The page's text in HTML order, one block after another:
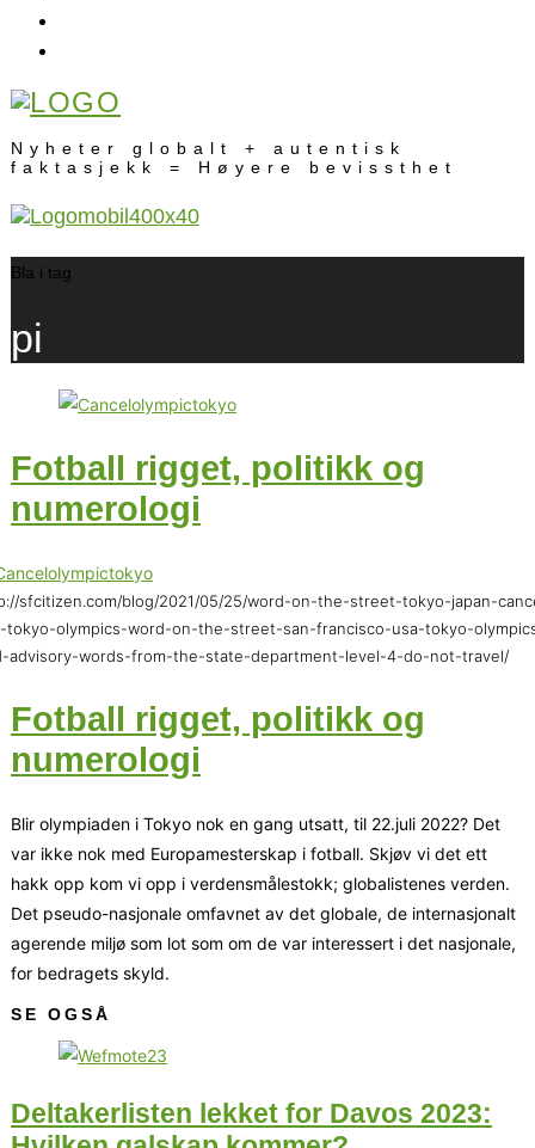
Nyheter globalt + autentisk
faktasjekk = Høyere bevissthet
Bla i tag
pi
Fotball rigget, politikk og
numerologi
sfcitizen.com/blog/2021/05/25/word-on-the-street-tokyo-japan-
tokyo-olympics-word-on-the-street-san-francisco-usa-tokyo-
advisory-words-from-the-state-department-level-4-do-not-travel/
Fotball rigget, politikk og
numerologi
Blir olympiaden i Tokyo nok en gang utsatt, til 22.juli 2022? Det
var ikke nok med Europamesterskap i fotball. Skjøv vi det ett
hakk opp kom vi opp i verdensmålestokk; globalistenes verden.
Det pseudo-nasjonale omfavnet av det globale, de internasjonalt
agerende miljø som lot som om de var interessert i det nasjonale,
for bedragets skyld.
SE OGSÅ
Deltakerlisten lekket for Davos 2023: